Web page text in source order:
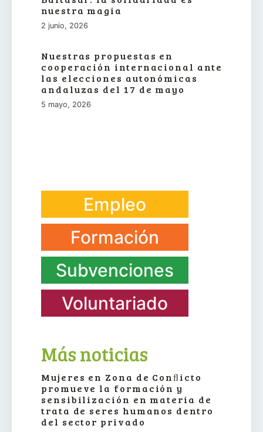
nuestra magia
2 junio, 2026
Nuestras propuestas en
cooperación internacional ante
las elecciones autonómicas
andaluzas del 17 de mayo
5 mayo, 2026
Empleo
Formación
Subvenciones
Voluntariado
Más noticias
Mujeres en Zona de Conﬂicto
promueve la formación y
sensibilización en materia de
trata de seres humanos dentro
del sector privado